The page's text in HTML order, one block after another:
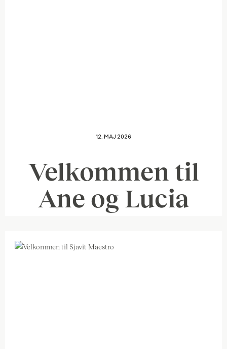
Velkommen til
Ane og Lucia
12. MAJ 2026